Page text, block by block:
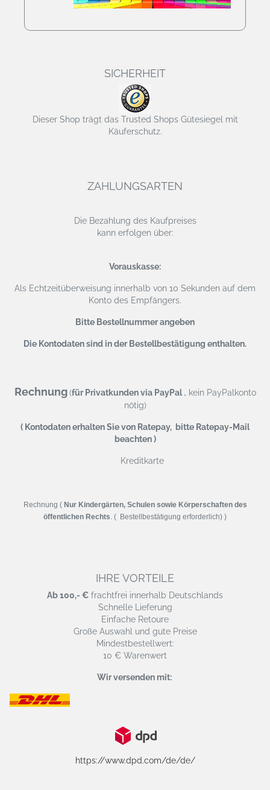
SICHERHEIT
Dieser Shop trägt das Trusted Shops Gütesiegel mit
Käuferschutz.
ZAHLUNGSARTEN
Die Bezahlung des Kaufpreises
kann erfolgen über:
Vorauskasse:
Als Echtzeitüberweisung innerhalb von 10 Sekunden auf dem
Konto des Empfängers.
Bitte Bestellnummer angeben
Die Kontodaten sind in der Bestellbestätigung enthalten.
Rechnung (für Privatkunden via PayPal, kein PayPalkonto
nötig)
( Kontodaten erhalten Sie von Ratepay, bitte Ratepay-Mail
beachten )
Kreditkarte
Rechnung ( Nur Kindergärten, Schulen sowie Körperschaften des
öffentlichen Rechts . ( Bestellbestätigung erforderlich) )
IHRE VORTEILE
Ab 100,- € frachtfrei innerhalb Deutschlands
Schnelle Lieferung
Einfache Retoure
Große Auswahl und gute Preise
Mindestbestellwert:
10 € Warenwert
Wir versenden mit:
https://www.dpd.com/de/de/